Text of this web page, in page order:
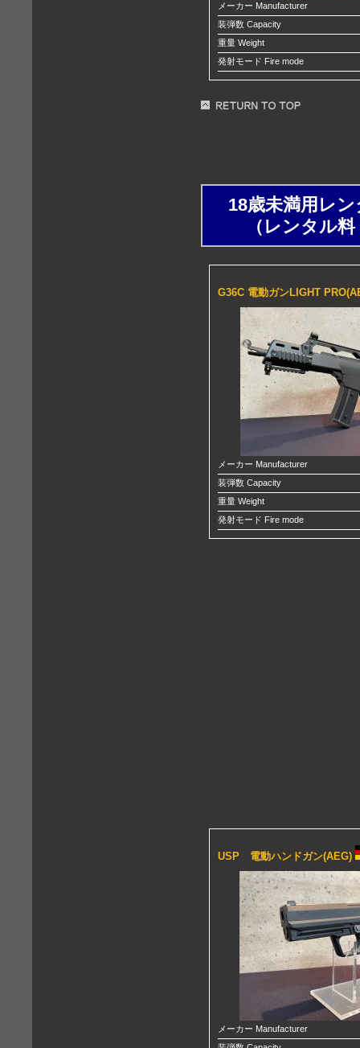
メーカー Manufacturer
装弾数 Capacity
重量 Weight
発射モード Fire mode
18歳未満用レ
（レンタル料
G36C 電動ガンLIGHT
メーカー Manufacturer
装弾数 Capacity
重量 Weight
発射モード Fire mode
USP 電動ハンドガン(AEG)
メーカー Manufacturer